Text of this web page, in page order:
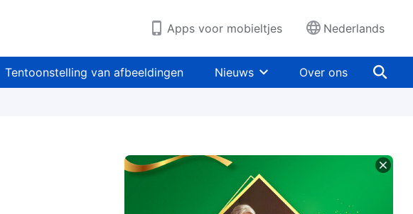
Apps voor mobieltjes Nederlands
Tentoonstelling van afbeeldingen Nieuws Over ons